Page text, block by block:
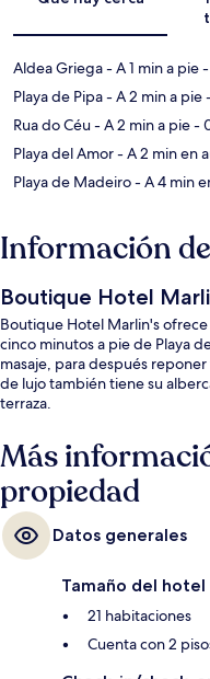
Aldea Griega- A 1 min a pie
Playa de Pipa- A 2 min a pie
Rua do Céu- A 2 min a pie-
Playa del Amor- A 2 min en
Playa de Madeiro- A 4 min
Información
Boutique Hotel
Boutique Hotel Marlin's
cinco minutos a pie de Playa
masaje, para después
de lujo también tiene su
terraza.
Más
propiedad
Datos generales
Tamaño del hotel
21 habitaciones
Cuenta con 2